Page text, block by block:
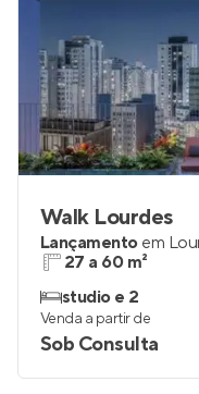
Walk Lourdes
Lançamento em
27 a 60 m²
studio e 2
Venda a partir de
Sob Consulta